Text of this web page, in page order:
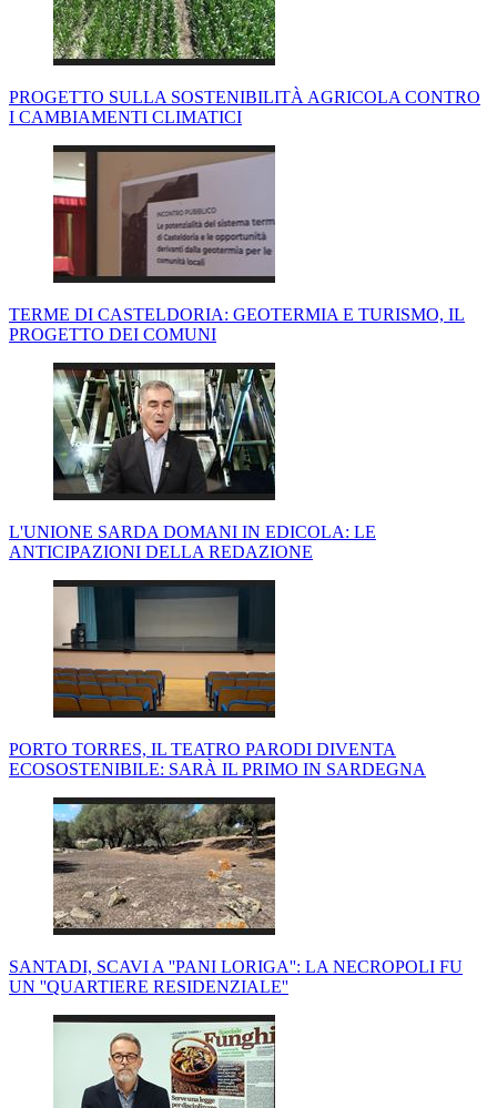
PROGETTO SULLA SOSTENIBILITÀ AGRICOLA CONTRO
I CAMBIAMENTI CLIMATICI
TERME DI CASTELDORIA: GEOTERMIA E TURISMO, IL
PROGETTO DEI COMUNI
L'UNIONE SARDA DOMANI IN EDICOLA: LE
ANTICIPAZIONI DELLA REDAZIONE
PORTO TORRES, IL TEATRO PARODI DIVENTA
ECOSOSTENIBILE: SARÀ IL PRIMO IN SARDEGNA
SANTADI, SCAVI A ''PANI LORIGA'': LA NECROPOLI FU
UN ''QUARTIERE RESIDENZIALE''